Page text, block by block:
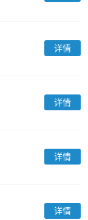
详情
详情
详情
详情